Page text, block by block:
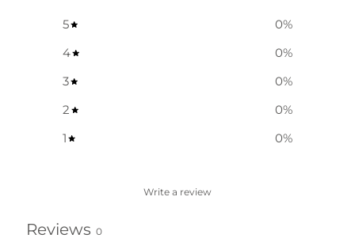
5 0%
4
0%
3
0%
2
0%
1
0%
Write a review
Reviews 0